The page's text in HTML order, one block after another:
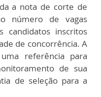
a nota de corte de
número de vagas
inscritos
de concorrência. A
referência para
de sua
de seleção para a